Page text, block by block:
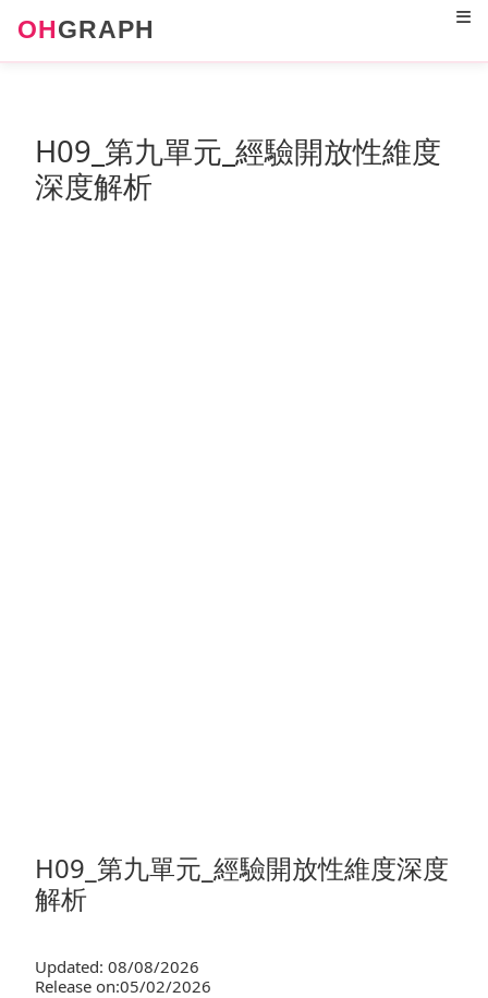
OHGRAPH
H09_第九單元_經驗開放性維度
深度解析
H09_第九單元_經驗開放性維度深度
解析
Updated: 08/08/2026
Release on:05/02/2026